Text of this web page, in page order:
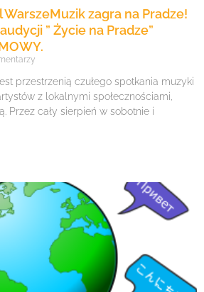
zagra na Pradze!
” Życie na Pradze”
przestrzenią czułego spotkania muzyki
z lokalnymi społecznościami,
Przez cały sierpień w sobotnie i